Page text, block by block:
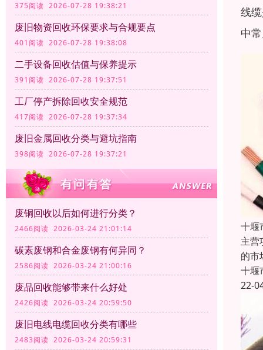
375阅读 2026-07-28 19:38:21
废旧物资回收环保要求与合规要点
401阅读 2026-07-28 19:38:08
二手设备回收估值与保养提示
391阅读 2026-07-28 19:37:51
工厂停产拆除回收安全规范
417阅读 2026-07-28 19:37:34
废旧金属回收分类与避坑指南
398阅读 2026-07-28 19:37:21
废铜回收以后如何进行分类？
2466阅读 2026-03-24 21:01:14
碳素废钢和合金废钢有何异同？
2586阅读 2026-03-24 21:00:16
废品回收能够带来什么好处
2426阅读 2026-03-24 20:59:50
废旧电线电缆回收分类有哪些
2483阅读 2026-03-24 20:59:31
线
中
十堰
主营
的市
十堰
22-